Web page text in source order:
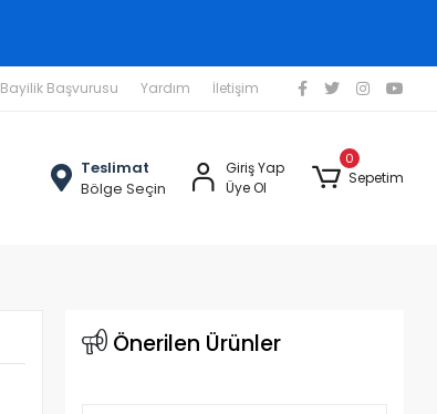
Bayilik Başvurusu Yardım İletişim
Teslimat
Bölge Seçin
Giriş Yap
Üye Ol
0
Sepetim
Önerilen Ürünler